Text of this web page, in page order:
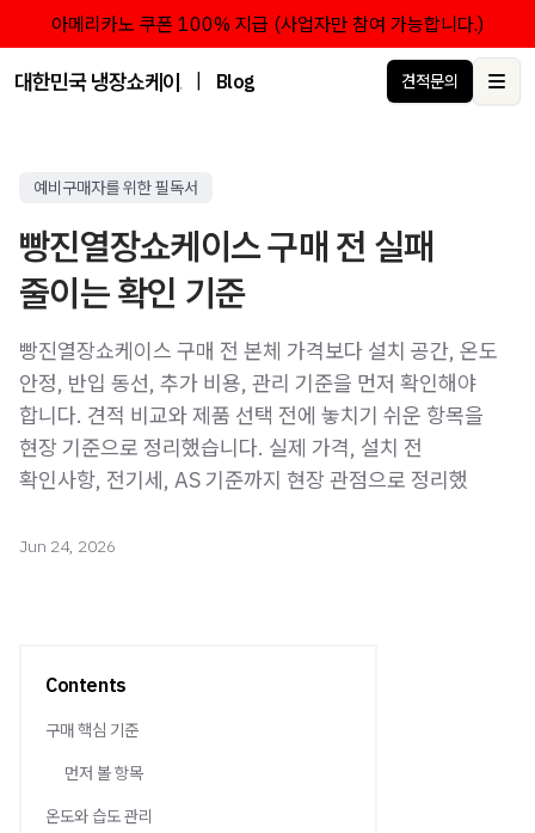
아메리카노 쿠폰 100% 지급 (사업자만 참여 가능합니다.)
대한민국 냉장쇼케이스 점유율 1위 브랜드 한성쇼케이스
Blog 견적문의
예비구매자를 위한 필독서
빵진열장쇼케이스 구매 전 실패
줄이는 확인 기준
빵진열장쇼케이스 구매 전 본체 가격보다 설치 공간, 온도
안정, 반입 동선, 추가 비용, 관리 기준을 먼저 확인해야
합니다. 견적 비교와 제품 선택 전에 놓치기 쉬운 항목을
현장 기준으로 정리했습니다. 실제 가격, 설치 전
확인사항, 전기세, AS 기준까지 현장 관점으로 정리했
Jun 24, 2026
Contents
구매 핵심 기준
먼저 볼 항목
온도와 습도 관리